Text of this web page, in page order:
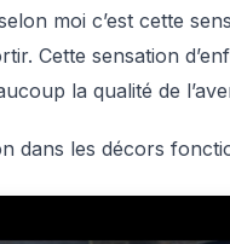
moi c’est cette
Cette sensation
la qualité de
dans les décors